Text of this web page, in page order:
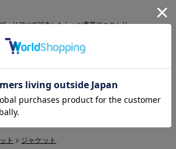
ーリアにて誕生したシャツ専業ファクトリー、
オロ）。創業者ステファノ・ジャンパオロ氏がルイ
て立ち上げたブランドは、イタリア製にこだわる高
トータルウェアブランドとして進化を遂げていま
ト > ジャケット